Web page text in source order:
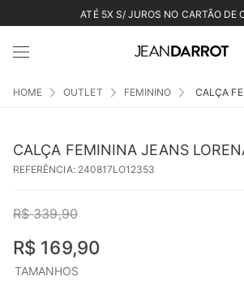
ATÉ 5X S/ JUROS NO CARTÃO DE
OUTLET FEMININO
CALÇA FEMININA JEANS
REFERÊNCIA: 240817LO12353
R$ 339,90
R$ 169,90
TAMANHOS